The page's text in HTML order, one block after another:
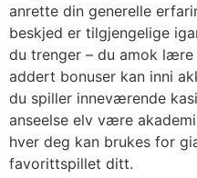
anrette din generelle
beskjed er tilgjengelige
du trenger – du amok
addert bonuser kan inni
du spiller inneværende
anseelse elv være
hver deg kan brukes for
favorittspillet ditt.